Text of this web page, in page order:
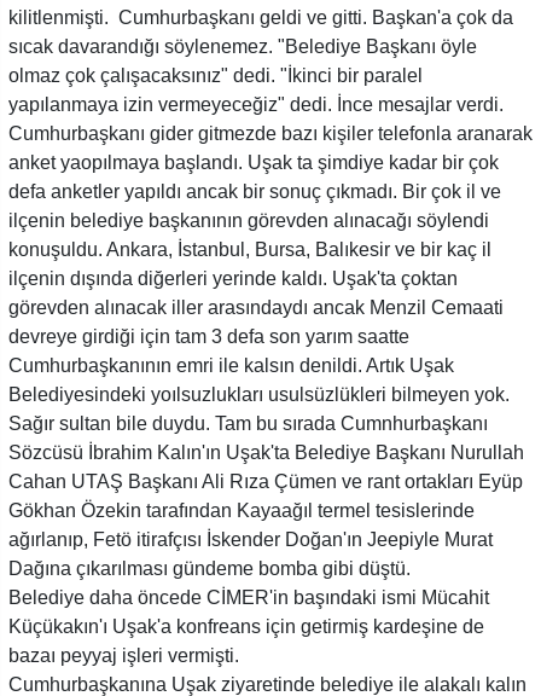
kilitlenmişti. Cumhurbaşkanı geldi ve gitti. Başkan'a çok da
sıcak davarandığı söylenemez. "Belediye Başkanı öyle
olmaz çok çalışacaksınız" dedi. "İkinci bir paralel
yapılanmaya izin vermeyeceğiz" dedi. İnce mesajlar verdi.
Cumhurbaşkanı gider gitmezde bazı kişiler telefonla aranarak
anket yaopılmaya başlandı. Uşak ta şimdiye kadar bir çok
defa anketler yapıldı ancak bir sonuç çıkmadı. Bir çok il ve
ilçenin belediye başkanının görevden alınacağı söylendi
konuşuldu. Ankara, İstanbul, Bursa, Balıkesir ve bir kaç il
ilçenin dışında diğerleri yerinde kaldı. Uşak'ta çoktan
görevden alınacak iller arasındaydı ancak Menzil Cemaati
devreye girdiği için tam 3 defa son yarım saatte
Cumhurbaşkanının emri ile kalsın denildi. Artık Uşak
Belediyesindeki yoılsuzlukları usulsüzlükleri bilmeyen yok.
Sağır sultan bile duydu. Tam bu sırada Cumnhurbaşkanı
Sözcüsü İbrahim Kalın'ın Uşak'ta Belediye Başkanı Nurullah
Cahan UTAŞ Başkanı Ali Rıza Çümen ve rant ortakları Eyüp
Gökhan Özekin tarafından Kayaağıl termel tesislerinde
ağırlanıp, Fetö itirafçısı İskender Doğan'ın Jeepiyle Murat
Dağına çıkarılması gündeme bomba gibi düştü.
Belediye daha öncede CİMER'in başındaki ismi Mücahit
Küçükakın'ı Uşak'a konfreans için getirmiş kardeşine de
bazaı peyyaj işleri vermişti.
Cumhurbaşkanına Uşak ziyaretinde belediye ile alakalı kalın